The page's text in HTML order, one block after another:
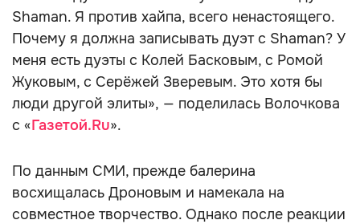
Shaman. Я против хайпа, всего ненастоящего.
Почему я должна записывать дуэт с Shaman? У
меня есть дуэты с Колей Басковым, с Ромой
Жуковым, с Серёжей Зверевым. Это хотя бы
люди другой элиты», — поделилась Волочкова
с «Газетой.Ru».
По данным СМИ, прежде балерина
восхищалась Дроновым и намекала на
совместное творчество. Однако после реакции